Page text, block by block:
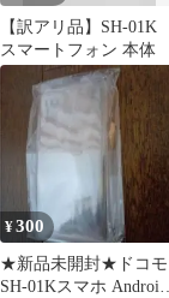
【訳アリ品】SH-01K
スマートフォン 本体
¥300
★新品未開封★ドコモ
SH-01Kスマホ Android